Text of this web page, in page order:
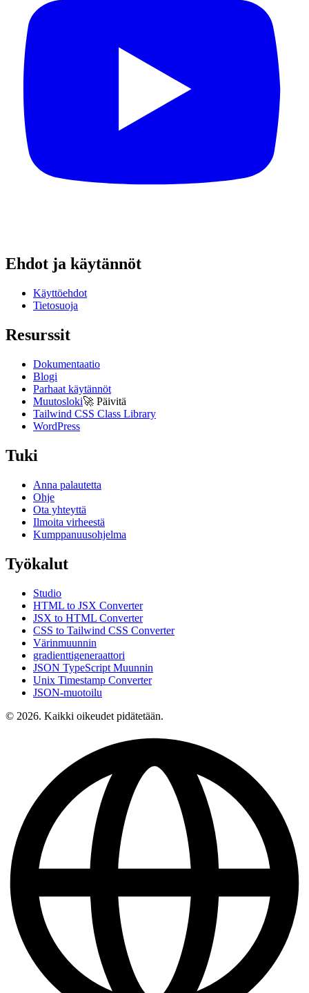
Ehdot ja käytännöt
Käyttöehdot
Tietosuoja
Resurssit
Dokumentaatio
Blogi
Parhaat käytännöt
Muutosloki🚀 Päivitä
Tailwind CSS Class Library
WordPress
Tuki
Anna palautetta
Ohje
Ota yhteyttä
Ilmoita virheestä
Kumppanuusohjelma
Työkalut
Studio
HTML to JSX Converter
JSX to HTML Converter
CSS to Tailwind CSS Converter
Värinmuunnin
gradienttigeneraattori
JSON TypeScript Muunnin
Unix Timestamp Converter
JSON-muotoilu
© 2026. Kaikki oikeudet pidätetään.